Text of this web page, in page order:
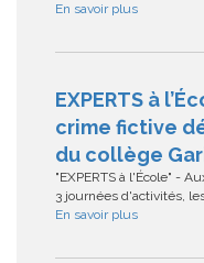
En savoir plus
EXPERTS à
crime fictive
du collège
"EXPERTS à l'École" -
3 journées d'activités,
En savoir plus